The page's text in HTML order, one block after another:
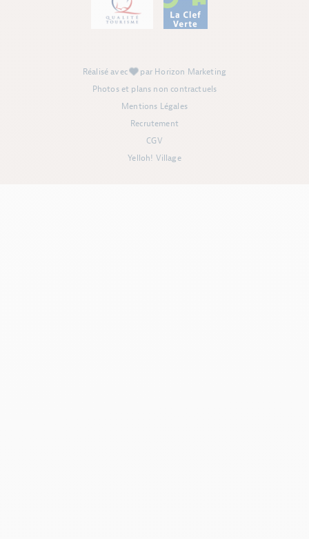
Réalisé avec
par Horizon Marketing
Photos et plans non contractuels
Mentions Légales
Recrutement
CGV
Yelloh! Village